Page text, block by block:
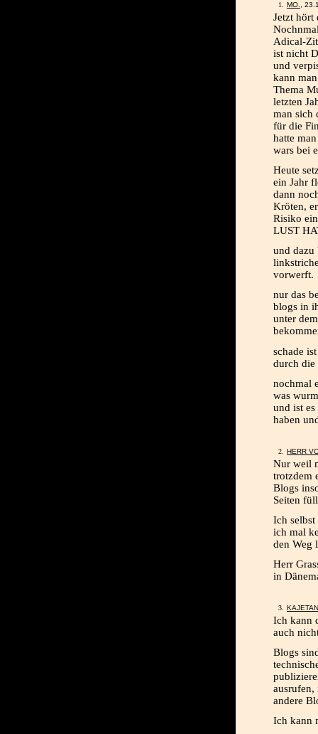
MO. ,
Jetzt hört
Adical-
ist nicht
und
kann
Thema
letzten
man sich
für die
hatte
wars bei
Heute
ein Jahr
dann
Kröten,
Risiko
LUST
und dazu
vorwerft.
nur das
blogs in
unter
schade
durch die
nochmal
was
und ist
haben
HERR
Nur weil
trotzdem
Blogs
Seiten
Ich
ich mal
den Weg
Herr
in
KAJETAN
Ich kann
auch
Blogs
ausrufen,
andere
Ich kann